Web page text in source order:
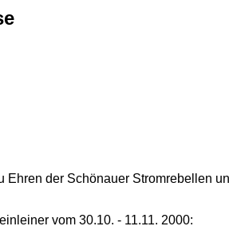
Ehren der Schönauer Stromrebellen
vom 30.10. - 11.11. 2000: